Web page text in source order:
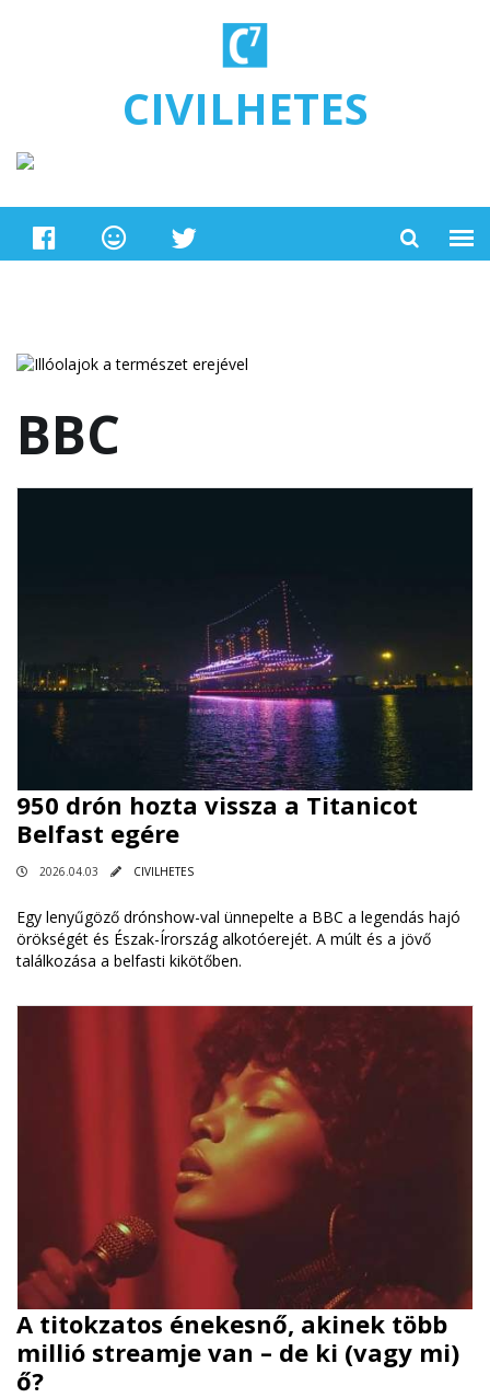
CIVILHETES
BBC
950 drón hozta vissza a Titanicot
Belfast egére
2026.04.03 CIVILHETES
Egy lenyűgöző drónshow-val ünnepelte a BBC a legendás hajó
örökségét és Észak-Írország alkotóerejét. A múlt és a jövő
találkozása a belfasti kikötőben.
A titokzatos énekesnő, akinek több
millió streamje van – de ki (vagy mi)
ő?